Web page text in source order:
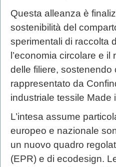
Questa alleanza è
sostenibilità del
sperimentali di raccolta
l’economia circolare e
delle filiere,
rappresentato da
industriale tessile Made
L’intesa assume
europeo e nazionale
un nuovo quadro
(EPR) e di ecodesign.